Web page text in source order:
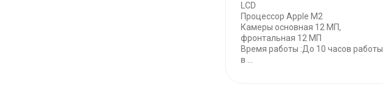
LCD
Процессор Apple M2
Камеры основная 12 МП,
фронтальная 12 МП
Время работы :До 10 часов работы
в ...